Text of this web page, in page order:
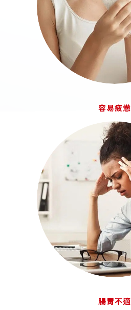
容易疲憊
腸胃不適